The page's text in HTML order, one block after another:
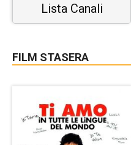
Lista Canali
FILM STASERA